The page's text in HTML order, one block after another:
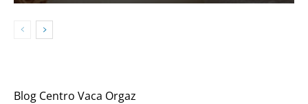
Blog Centro Vaca Orgaz